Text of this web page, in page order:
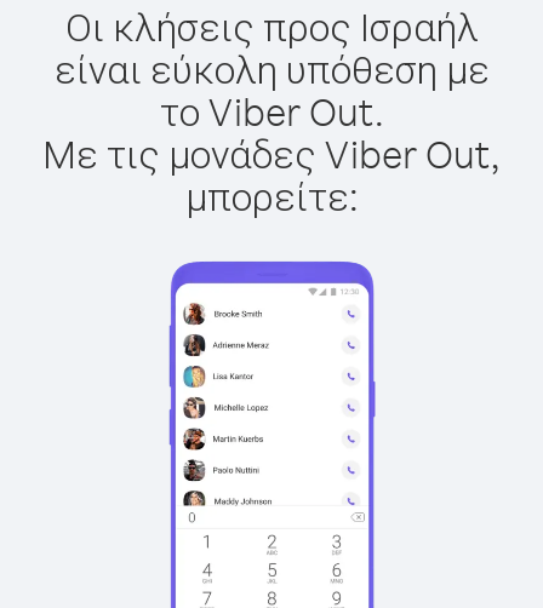
Οι κλήσεις προς Ισραήλ
είναι εύκολη υπόθεση με
το Viber Out.
Με τις μονάδες Viber Out,
μπορείτε: